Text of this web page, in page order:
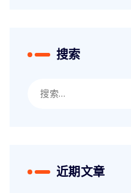
搜索
索：
近期文章